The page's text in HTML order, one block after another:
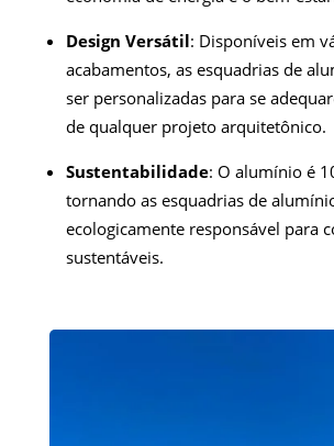
Design Versátil: Disponíveis em
acabamentos, as esquadrias de
ser personalizadas para se
de qualquer projeto arquitetônico.
Sustentabilidade: O alumínio é
tornando as esquadrias de
ecologicamente responsável para
sustentáveis.